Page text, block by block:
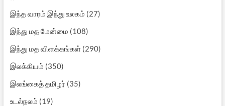
இந்த வாரம் இந்து உலகம் (27)
இந்து மத மேன்மை (108)
இந்து மத விளக்கங்கள்(290)
இலக்கியம் (350)
இலங்கைத் தமிழர் (35)
உடல்நலம் (19)